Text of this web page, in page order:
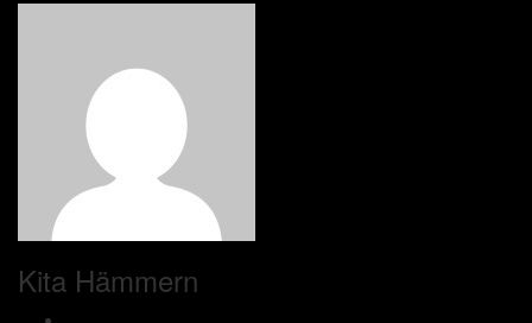
Kita Hämmern